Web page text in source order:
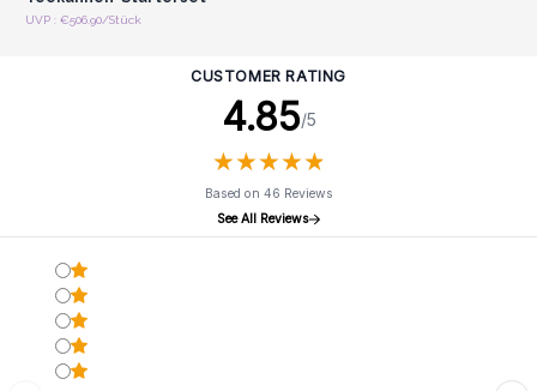
UVP : €506.90/Stück
CUSTOMER RATING
4.85/5
★★★★★
★★★★★
Based on 46 Reviews
See All Reviews